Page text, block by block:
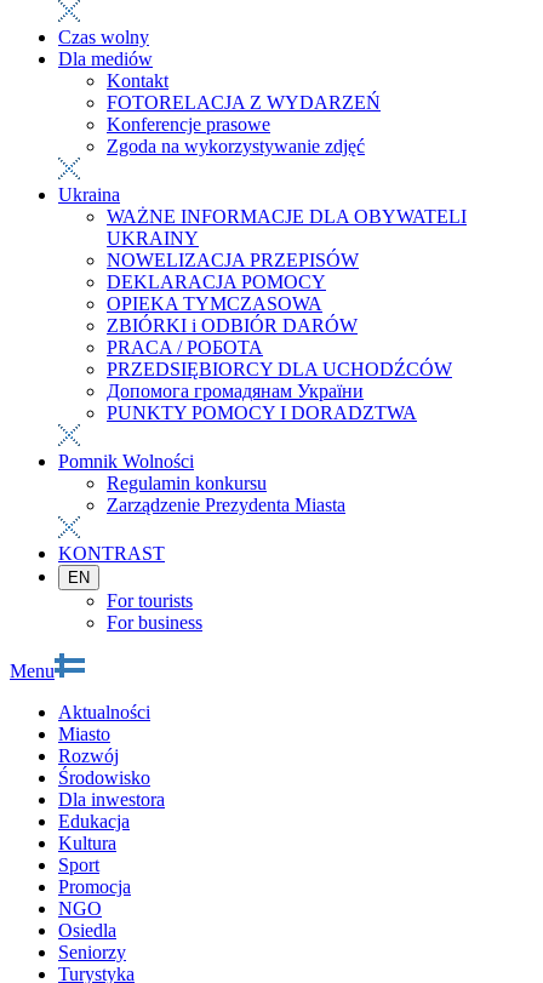
Czas wolny
Dla mediów
Kontakt
FOTORELACJA Z WYDARZEŃ
Konferencje prasowe
Zgoda na wykorzystywanie zdjęć
Ukraina
WAŻNE INFORMACJE DLA OBYWATELI
UKRAINY
NOWELIZACJA PRZEPISÓW
DEKLARACJA POMOCY
OPIEKA TYMCZASOWA
ZBIÓRKI i ODBIÓR DARÓW
PRACA / РОБОТА
PRZEDSIĘBIORCY DLA UCHODŹCÓW
Допомога громадянам України
PUNKTY POMOCY I DORADZTWA
Pomnik Wolności
Regulamin konkursu
Zarządzenie Prezydenta Miasta
KONTRAST
EN
For tourists
For business
Menu
Aktualności
Miasto
Rozwój
Środowisko
Dla inwestora
Edukacja
Kultura
Sport
Promocja
NGO
Osiedla
Seniorzy
Turystyka